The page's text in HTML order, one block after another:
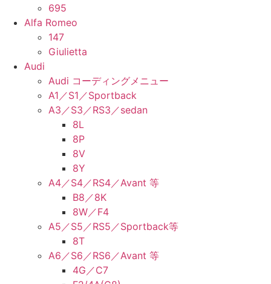
695
Alfa Romeo
147
Giulietta
Audi
Audi コーディングメニュー
A1／S1／Sportback
A3／S3／RS3／sedan
8L
8P
8V
8Y
A4／S4／RS4／Avant 等
B8／8K
8W／F4
A5／S5／RS5／Sportback等
8T
A6／S6／RS6／Avant 等
4G／C7